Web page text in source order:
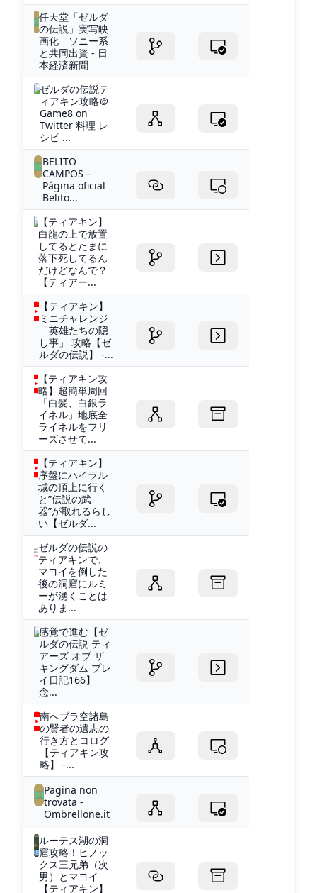
任天堂「ゼルダ
の伝説」実写映
画化 ソニー系
と共同出資 - 日
本経済新聞
ゼルダの伝説テ
ィアキン攻略＠
Game8 on
Twitter 料理 レ
シピ ...
BELITO
CAMPOS –
Página oficial
Belito...
【ティアキン】
白龍の上で放置
してるとたまに
落下死してるん
だけどなんで？
【ティアー...
【ティアキン】
ミニチャレンジ
「英雄たちの隠
し事」 攻略【ゼ
ルダの伝説】 -...
【ティアキン攻
略】超簡単周回
「白髪、白銀ラ
イネル」地底全
ライネルをフリ
ーズさせて...
【ティアキン】
序盤にハイラル
城の頂上に行く
と”伝説の武
器”が取れるらし
い【ゼルダ...
ゼルダの伝説の
ティアキンで、
マヨイを倒した
後の洞窟にルミ
ーが湧くことは
ありま...
感覚で進む【ゼ
ルダの伝説 ティ
アーズ オブ ザ
キングダム プレ
イ日記166】
念...
南へブラ空諸島
の賢者の遺志の
行き方とコログ
【ティアキン攻
略】 -...
Pagina non
trovata -
Ombrellone.it
ルーテス湖の洞
窟攻略！ヒノッ
クス三兄弟（次
男）とマヨイ
【ティアキン】